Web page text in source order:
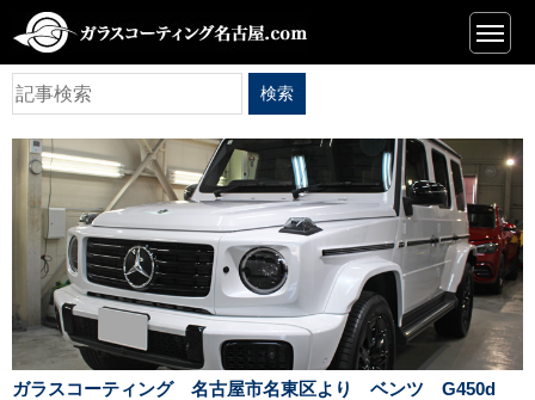
一覧
ガラスコーティング 名古屋市名東区より ベンツ G450d